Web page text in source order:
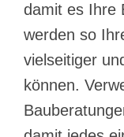
damit es Ihre
werden so
vielseitiger
können.